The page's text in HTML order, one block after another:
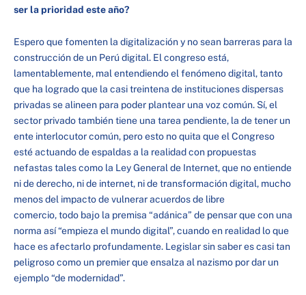
ser la prioridad este año?
Espero que fomenten la digitalización y no sean barreras para la
construcción de un Perú digital. El congreso está,
lamentablemente, mal entendiendo el fenómeno digital, tanto
que ha logrado que la casi treintena de instituciones dispersas
privadas se alineen para poder plantear una voz común. Sí, el
sector privado también tiene una tarea pendiente, la de tener un
ente interlocutor común, pero esto no quita que el Congreso
esté actuando de espaldas a la realidad con propuestas
nefastas tales como la Ley General de Internet, que no entiende
ni de derecho, ni de internet, ni de transformación digital, mucho
menos del impacto de vulnerar acuerdos de libre
comercio, todo bajo la premisa “adánica” de pensar que con una
norma así “empieza el mundo digital”, cuando en realidad lo que
hace es afectarlo profundamente. Legislar sin saber es casi tan
peligroso como un premier que ensalza al nazismo por dar un
ejemplo “de modernidad”.